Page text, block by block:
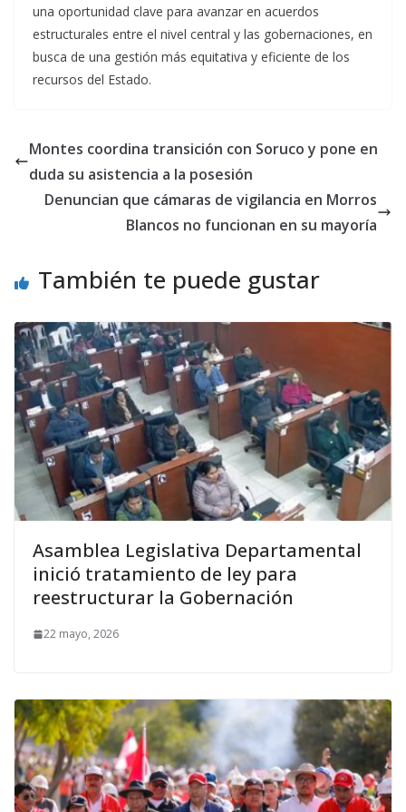
una oportunidad clave para avanzar en acuerdos
estructurales entre el nivel central y las gobernaciones, en
busca de una gestión más equitativa y eficiente de los
recursos del Estado.
Montes coordina transición con Soruco y pone en
duda su asistencia a la posesión
Denuncian que cámaras de vigilancia en Morros
Blancos no funcionan en su mayoría
También te puede gustar
Asamblea Legislativa Departamental
inició tratamiento de ley para
reestructurar la Gobernación
22 mayo, 2026